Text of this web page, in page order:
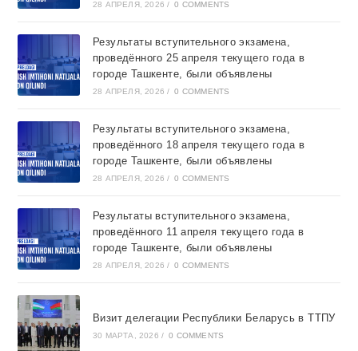
28 АПРЕЛЯ, 2026 / 0 COMMENTS
Результаты вступительного экзамена,
проведённого 25 апреля текущего года в
городе Ташкентe, были объявлены
28 АПРЕЛЯ, 2026 / 0 COMMENTS
Результаты вступительного экзамена,
проведённого 18 апреля текущего года в
городе Ташкентe, были объявлены
28 АПРЕЛЯ, 2026 / 0 COMMENTS
Результаты вступительного экзамена,
проведённого 11 апреля текущего года в
городе Ташкентe, были объявлены
28 АПРЕЛЯ, 2026 / 0 COMMENTS
Визит делегации Республики Беларусь в ТТПУ
30 МАРТА, 2026 / 0 COMMENTS